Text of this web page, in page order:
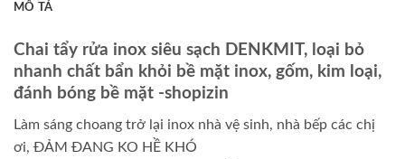
MÔ TẢ
Chai tẩy rửa inox siêu sạch DENKMIT, loại bỏ
nhanh chất bẩn khỏi bề mặt inox, gốm, kim loại,
đánh bóng bề mặt -shopizin
Làm sáng choang trở lại inox nhà vệ sinh, nhà bếp các chị
ơi, ĐẢM ĐANG KO HỀ KHÓ